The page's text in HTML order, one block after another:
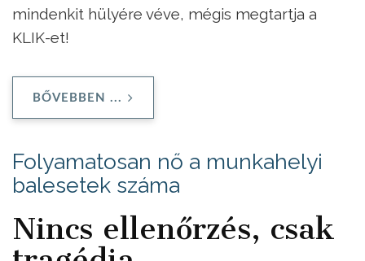
mindenkit hülyére véve, mégis megtartja a
KLIK-et!
BŐVEBBEN ...
Folyamatosan nő a munkahelyi
balesetek száma
Nincs ellenőrzés, csak